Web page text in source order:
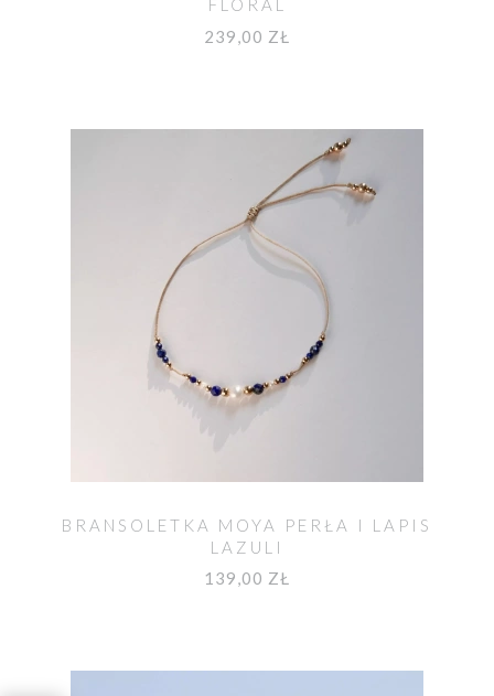
FLORAL
239,00 ZŁ
BRANSOLETKA MOYA PERŁA I LAPIS
LAZULI
139,00 ZŁ